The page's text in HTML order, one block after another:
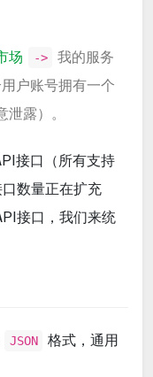
场 -> 我的服务
户账号拥有一个
泄露）。
接口（所有支持
数量正在扩充
接口，我们来统
JSON
格式，通用